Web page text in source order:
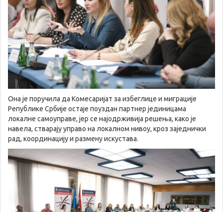
Она је поручила да Комесаријат за избеглице и миграције
Републике Србије остаје поуздан партнер јединицама
локалне самоуправе, јер се најодрживија решења, како је
навела, стварају управо на локалном нивоу, кроз заједнички
рад, координацију и размену искустава.